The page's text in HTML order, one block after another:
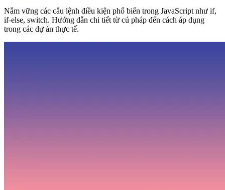
Nắm vững các câu lệnh điều kiện phổ biến trong JavaScript như if,
if-else, switch. Hướng dẫn chi tiết từ cú pháp đến cách áp dụng
trong các dự án thực tế.